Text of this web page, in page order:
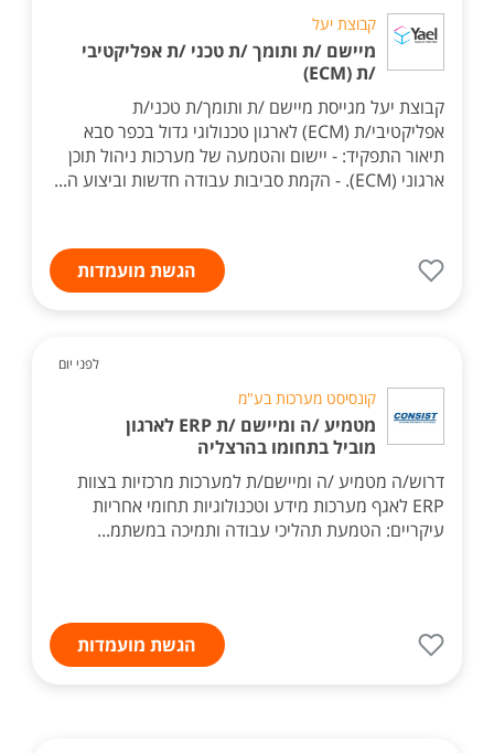
קבוצת יעל
מיישם /ת ותומך /ת טכני /ת אפליקטיבי
/ת (ECM)
קבוצת יעל מגייסת מיישם /ת ותומך/ת טכני/ת
אפליקטיבי/ת (ECM) לארגון טכנולוגי גדול בכפר סבא
תיאור התפקיד: - יישום והטמעה של מערכות ניהול תוכן
ארגוני (ECM). - הקמת סביבות עבודה חדשות וביצוע ה...
הגשת מועמדות
לפני יום
קונסיסט מערכות בע"מ
מטמיע /ה ומיישם /ת ERP לארגון
מוביל בתחומו בהרצליה
דרוש/ה מטמיע /ה ומיישם/ת למערכות מרכזיות בצוות
ERP לאגף מערכות מידע וטכנולוגיות תחומי אחריות
עיקריים: הטמעת תהליכי עבודה ותמיכה במשתמ...
הגשת מועמדות